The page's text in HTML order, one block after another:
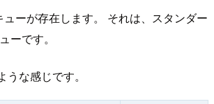
ーが存在します。 それは、スタンダー
ーです。
な感じです。